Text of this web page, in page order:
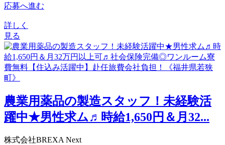
応募へ進む
詳しく
見る
農業用薬品の製造スタッフ！未経験活
躍中★男性求ム♬時給1,650円＆月32...
株式会社BREXA Next